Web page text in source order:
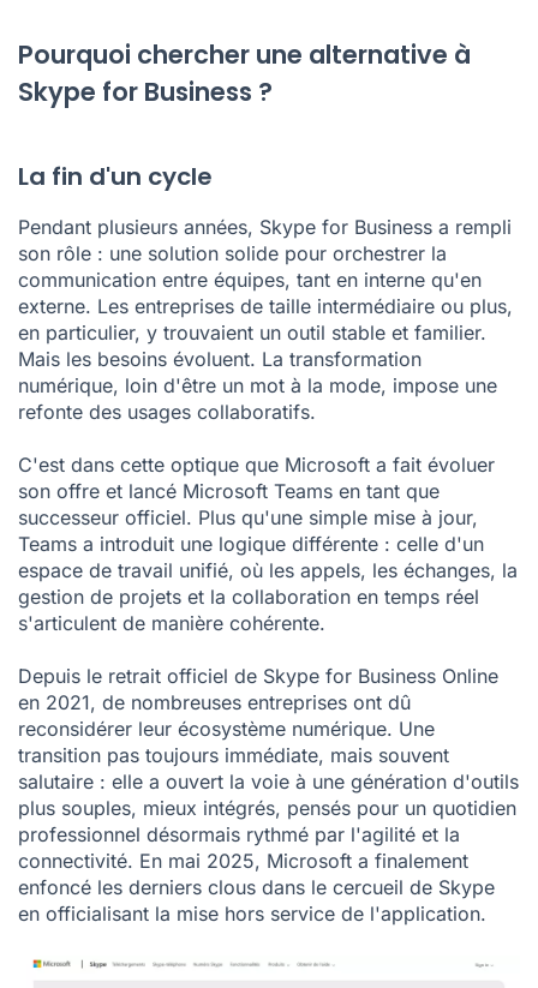
Pourquoi chercher une alternative à
Skype for Business ?
La fin d'un cycle
Pendant plusieurs années, Skype for Business a rempli
son rôle : une solution solide pour orchestrer la
communication entre équipes, tant en interne qu'en
externe. Les entreprises de taille intermédiaire ou plus,
en particulier, y trouvaient un outil stable et familier.
Mais les besoins évoluent. La transformation
numérique, loin d'être un mot à la mode, impose une
refonte des usages collaboratifs.
C'est dans cette optique que Microsoft a fait évoluer
son offre et lancé Microsoft Teams en tant que
successeur officiel. Plus qu'une simple mise à jour,
Teams a introduit une logique différente : celle d'un
espace de travail unifié, où les appels, les échanges, la
gestion de projets et la collaboration en temps réel
s'articulent de manière cohérente.
Depuis le retrait officiel de Skype for Business Online
en 2021, de nombreuses entreprises ont dû
reconsidérer leur écosystème numérique. Une
transition pas toujours immédiate, mais souvent
salutaire : elle a ouvert la voie à une génération d'outils
plus souples, mieux intégrés, pensés pour un quotidien
professionnel désormais rythmé par l'agilité et la
connectivité. En mai 2025, Microsoft a finalement
enfoncé les derniers clous dans le cercueil de Skype
en officialisant la mise hors service de l'application.